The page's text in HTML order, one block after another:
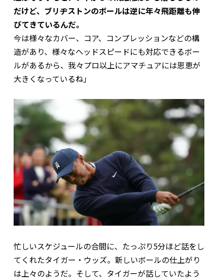
だけど、ブリヂストンのボールは逆に年々飛距離も伸
びてきているんだ。
今は様々なカバー、コア、コンプレッションなどの構
造があり、様々なヘッドスピードにも対応できるボー
ルがあるから、我々プロ以上にアマチュアには恩恵が
大きくなっているね」
忙しいスケジュールの合間に、たっぷり5分ほど話をし
てくれたタイガー・ウッズ。新しいボールの仕上がり
は上々のようだ。そして、タイガーが話していたよう